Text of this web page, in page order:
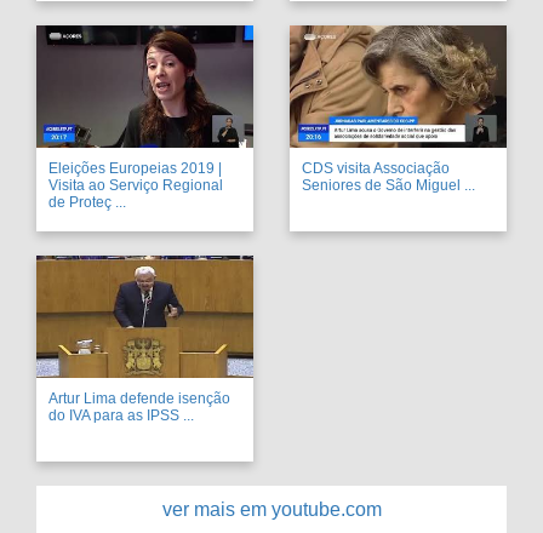
Eleições Europeias 2019 |
Visita ao Serviço Regional
de Proteç ...
CDS visita Associação
Seniores de São Miguel ...
Artur Lima defende isenção
do IVA para as IPSS ...
ver mais em youtube.com